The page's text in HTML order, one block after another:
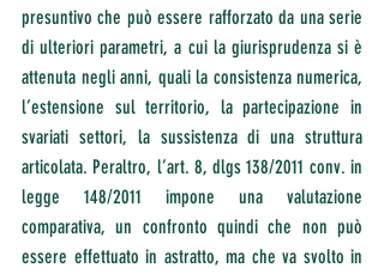
presuntivo che può essere rafforzato da una serie
di ulteriori parametri, a cui la giurisprudenza si è
attenuta negli anni, quali la consistenza numerica,
l’estensione sul territorio, la partecipazione in
svariati settori, la sussistenza di una struttura
articolata. Peraltro, l’art. 8, dlgs 138/2011 conv. in
legge 148/2011 impone una valutazione
comparativa, un confronto quindi che non può
essere effettuato in astratto, ma che va svolto in